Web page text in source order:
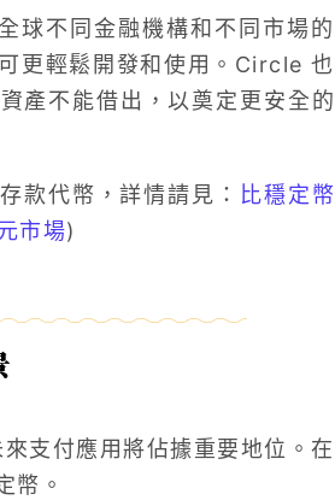
不同金融機構和不同市場的
更輕鬆開發和使用。Circle 也
產不能借出，以奠定更安全的
款代幣，詳情請見：
比穩定幣
市場)
支付應用將佔據重要地位。在
幣。